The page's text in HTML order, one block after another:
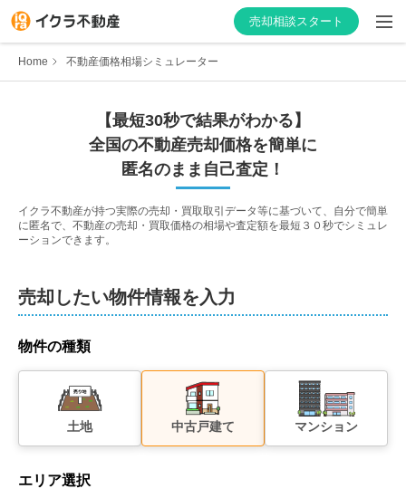
売却相談スタート
はじめての方へ
物件の価格を知る
不動産会社向け情報
Home 不動産価格相場シミュレーター
【最短30秒で結果がわかる】
全国の不動産売却価格を簡単に
匿名のまま自己査定！
イクラ不動産が持つ実際の売却・買取取引データ等に基づいて、自分で簡単
に匿名で、不動産の売却・買取価格の相場や査定額を最短３０秒でシミュレ
ーションできます。
売却したい物件情報を入力
物件の種類
土地 中古戸建て マンション
エリア選択